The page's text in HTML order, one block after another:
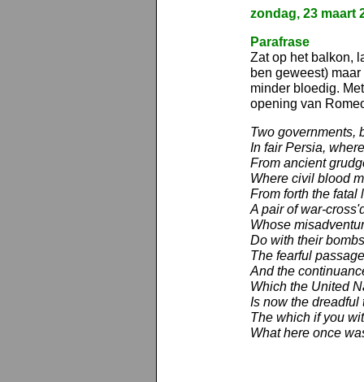
zondag, 23 maart
Parafrase
Zat op het balkon,
ben geweest)
minder bloedig.
opening van
Two governments,
In fair Persia,
From ancient
Where civil blood
From forth the fatal
A pair of war-
Whose
Do with their
The fearful
And the
Which the United
Is now the dreadful
The which if you
What here once